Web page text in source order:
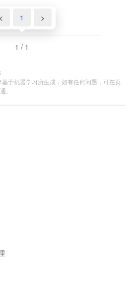
< 1 >
1 / 1
于机器学习所生成，如有任何问题，可在页
。